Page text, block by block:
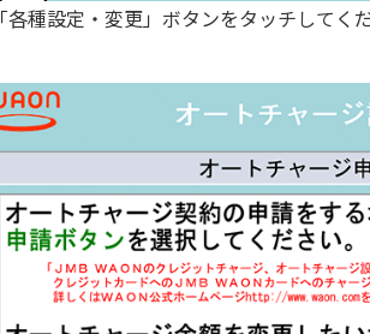
「各種設定・変更」ボタンをタッチしてく